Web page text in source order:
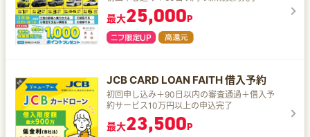
最大25,000P
JCB CARD LOAN FAITH 借入予約
初回申し込み＋90日以内の審査通過＋借入予
約サービス10万円以上の申込完了
最大23,500P